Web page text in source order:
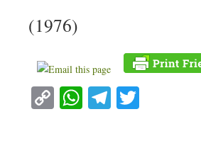
(1976)
CopyWhatsApp
Telegram